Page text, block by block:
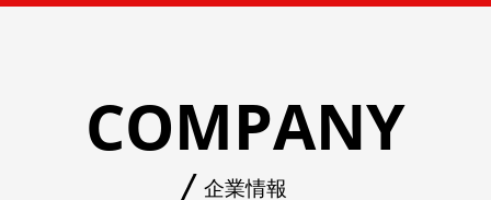
COMPANY
企業情報